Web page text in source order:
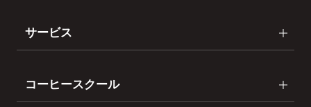
サービス
コーヒースクール